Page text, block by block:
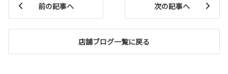
前の記事へ
店舗ブログ一覧に戻る
次の記事へ